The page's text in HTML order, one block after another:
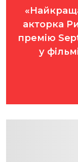
акторка
премію
у